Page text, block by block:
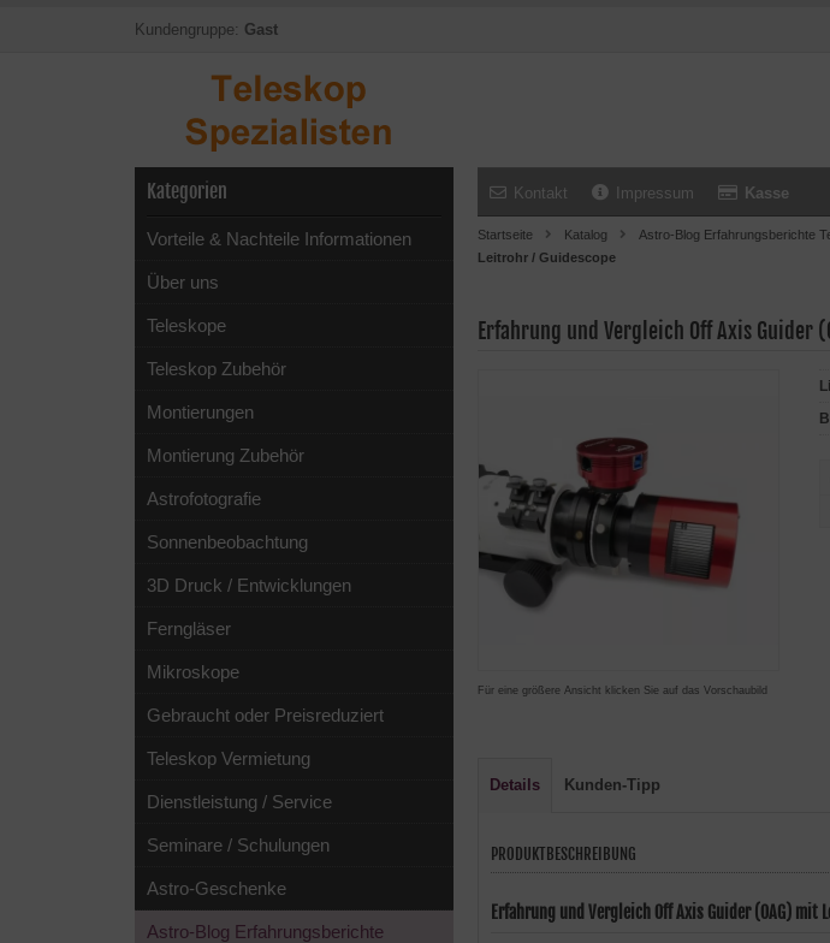
Kundengruppe: Gast
Kontakt Impressum Kasse
Startseite Katalog Astro-Blog Erfahrungsberichte
Leitrohr / Guidescope
Erfahrung und Vergleich Off Axis Guider
Für eine größere Ansicht klicken Sie auf das Vorschaubild
Details Kunden-Tipp
PRODUKTBESCHREIBUNG
Erfahrung und Vergleich Off Axis Guider (OAG) mit
Kategorien
Vorteile & Nachteile Informationen
Über uns
Teleskope
Teleskop Zubehör
Montierungen
Montierung Zubehör
Astrofotografie
Sonnenbeobachtung
3D Druck / Entwicklungen
Ferngläser
Mikroskope
Gebraucht oder Preisreduziert
Teleskop Vermietung
Dienstleistung / Service
Seminare / Schulungen
Astro-Geschenke
Astro-Blog Erfahrungsberichte